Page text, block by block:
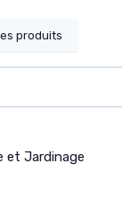
produits
et Jardinage